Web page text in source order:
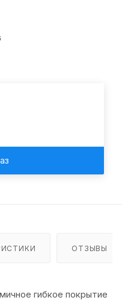
ОТЗЫВЫ
гибкое покрытие